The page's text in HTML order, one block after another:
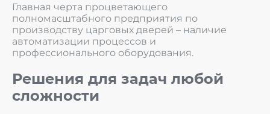
Главная черта процветающего
полномасштабного предприятия по
производству царговых дверей – наличие
автоматизации процессов и
профессионального оборудования.
Решения для задач любой
сложности